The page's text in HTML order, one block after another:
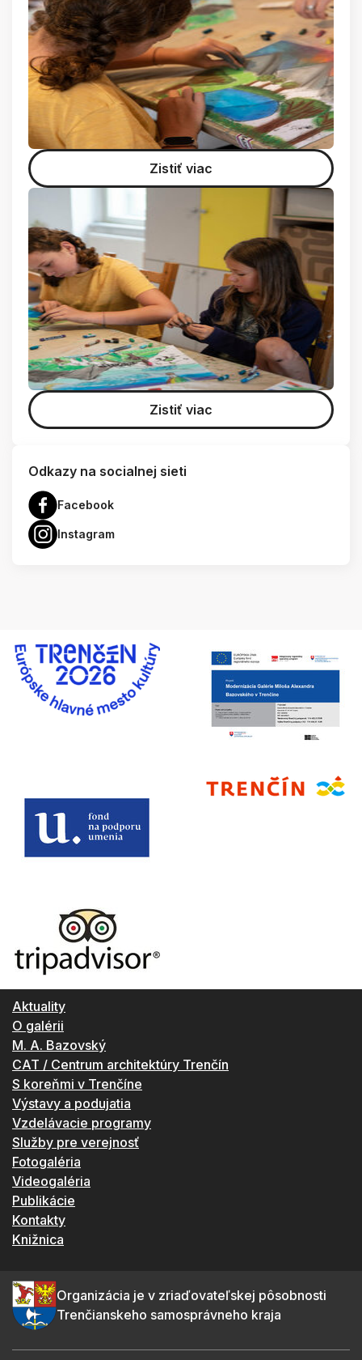
Zistiť viac
Zistiť viac
Odkazy na socialnej sieti
Facebook
Instagram
Aktuality
O galérii
M. A. Bazovský
CAT / Centrum architektúry Trenčín
S koreňmi v Trenčíne
Výstavy a podujatia
Vzdelávacie programy
Služby pre verejnosť
Fotogaléria
Videogaléria
Publikácie
Kontakty
Knižnica
Organizácia je v zriaďovateľskej pôsobnosti
Trenčianskeho samosprávneho kraja